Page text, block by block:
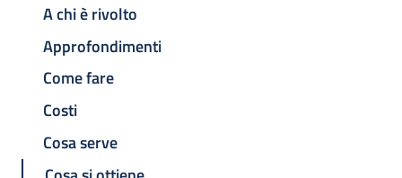
A chi è rivolto
Approfondimenti
Come fare
Costi
Cosa serve